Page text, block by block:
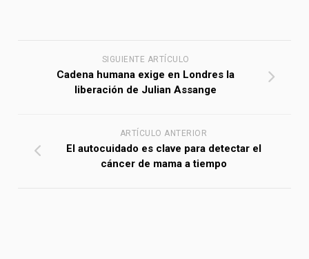
SIGUIENTE ARTÍCULO
Cadena humana exige en Londres la
liberación de Julian Assange
ARTÍCULO ANTERIOR
El autocuidado es clave para detectar el
cáncer de mama a tiempo